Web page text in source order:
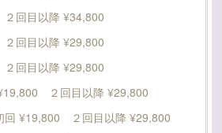
回目以降 ¥34,800
回目以降 ¥29,800
回目以降 ¥29,800
２回目以降 ¥29,800
回 ¥19,800 ２回目以降 ¥29,800